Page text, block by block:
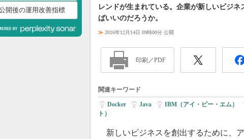
開後の運用改善指標
レンドが生まれている。企業が新しいビジ
ばいいのだろうか。
≫ 2016年12月14日 09時00分 公開
印刷／PDF
関連キーワード
Docker Java IBM（アイ・ビー・エム）
ト）
新しいビジネスを創出するために、